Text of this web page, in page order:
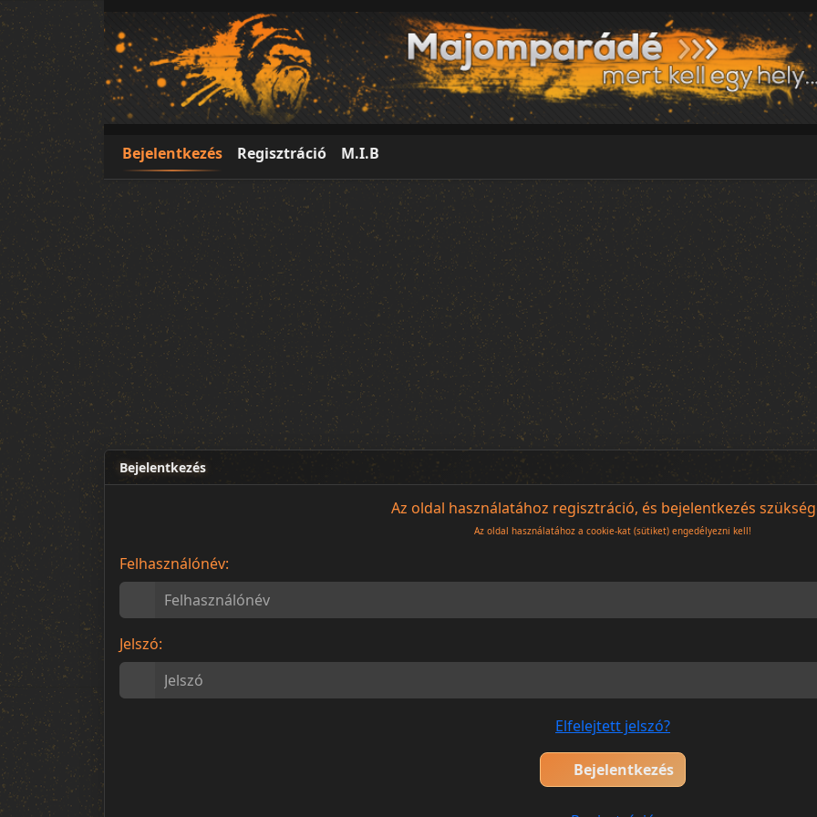
Bejelentkezés Regisztráció M.I.B
Bejelentkezés
Az oldal használatához regisztráció, és bejelentkezés
Az oldal használatához a cookie-kat (sütiket) engedélyezni kell!
Felhasználónév:
Jelszó:
Elfelejtett jelszó?
Bejelentkezés